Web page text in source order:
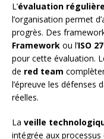
L’évaluation régulière
l’organisation permet
progrès. Des
Framework ou l’ISO
pour cette évaluation.
de red team
l’épreuve les défenses
réelles.
La veille
intégrée aux processus